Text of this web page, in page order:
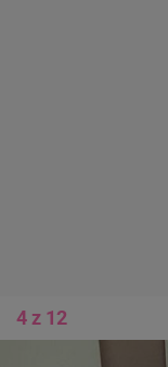
4 z 12